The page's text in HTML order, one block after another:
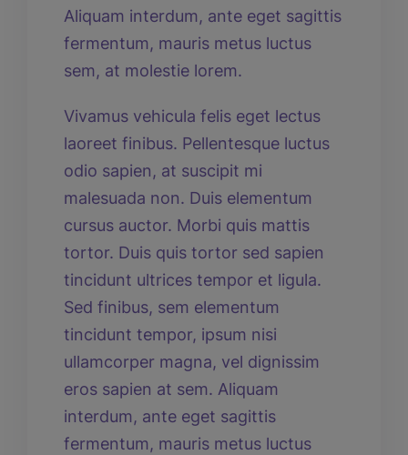
Aliquam interdum, ante eget sagittis
fermentum, mauris metus luctus
sem, at molestie lorem.
Vivamus vehicula felis eget lectus
laoreet finibus. Pellentesque luctus
odio sapien, at suscipit mi
malesuada non. Duis elementum
cursus auctor. Morbi quis mattis
tortor. Duis quis tortor sed sapien
tincidunt ultrices tempor et ligula.
Sed finibus, sem elementum
tincidunt tempor, ipsum nisi
ullamcorper magna, vel dignissim
eros sapien at sem. Aliquam
interdum, ante eget sagittis
fermentum, mauris metus luctus